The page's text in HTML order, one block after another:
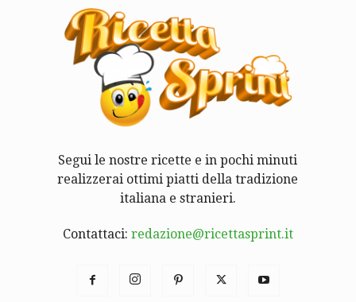
Segui le nostre ricette e in pochi minuti
realizzerai ottimi piatti della tradizione
italiana e stranieri.
Contattaci: redazione@ricettasprint.it